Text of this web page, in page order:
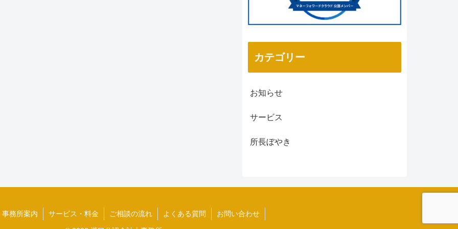
カテゴリー
お知らせ
サービス
所長ぼやき
事務所案内 サービス・料金 ご相談の流れ よくある質問 お問い合わせ